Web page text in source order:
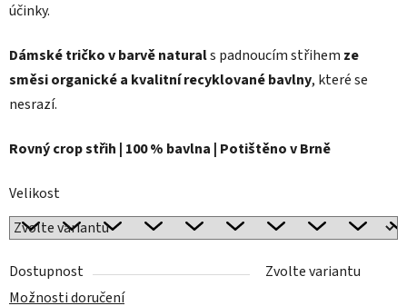
účinky.
Dámské tričko v barvě naturals padnoucím střihem ze
směsi organické a kvalitní recyklované bavlny, které se
nesrazí.
Rovný crop střih | 100 % bavlna | Potištěno v Brně
Velikost
Dostupnost
Zvolte variantu
Možnosti doručení